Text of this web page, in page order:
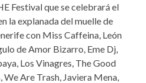
Festival que se celebrará el
la explanada del muelle de
con Miss Caffeina, León
de Amor Bizarro, Eme Dj,
Los Vinagres, The Good
We Are Trash, Javiera Mena,